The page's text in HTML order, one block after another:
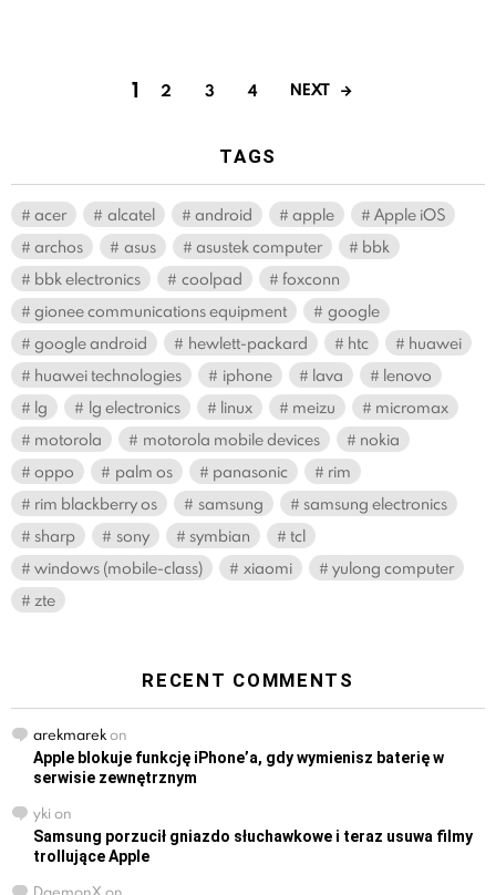
1 2 3 4 NEXT
TAGS
acer alcatel android apple
Apple iOS
archos
asus asustek computer
bbk
bbk electronics
coolpad
foxconn
gionee communications equipment
google
google android
hewlett-packard htc
huawei
huawei technologies
iphone lava
lenovo
lg
lg electronics linux meizu
micromax
motorola
motorola mobile devices
nokia
oppo
palm os panasonic
rim
rim blackberry os
samsung
samsung electronics
sharp
sony symbian
tcl
windows (mobile-class)
xiaomi
yulong computer
zte
RECENT COMMENTS
arekmarekon
Apple blokuje funkcję iPhone’a, gdy wymienisz baterię w
serwisie zewnętrznym
yki on
Samsung porzucił gniazdo słuchawkowe i teraz usuwa filmy
trollujące Apple